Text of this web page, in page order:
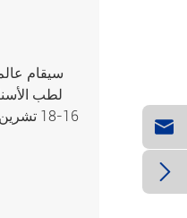
سيقام
لطب
16-18

